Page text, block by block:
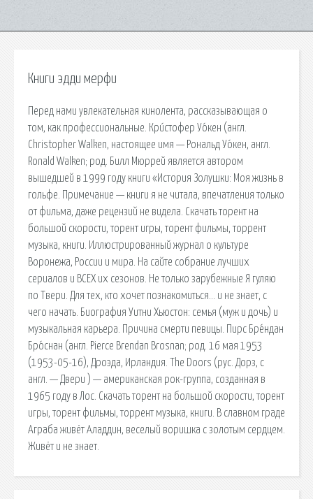
Книги эдди мерфи
Перед нами увлекательная кинолента, рассказывающая о
том, как профессиональные. Кри́стофер Уо́кен (англ.
Christopher Walken, настоящее имя — Рональд Уо́кен, англ.
Ronald Walken; род. Билл Мюррей является автором
вышедшей в 1999 году книги «История Золушки: Моя жизнь в
гольфе. Примечание — книги я не читала, впечатления только
от фильма, даже рецензий не видела. Скачать торент на
большой скорости, торент игры, торент фильмы, торрент
музыка, книги. Иллюстрированный журнал о культуре
Воронежа, России и мира. На сайте собрание лучших
сериалов и ВСЕХ их сезонов. Не только зарубежные Я гуляю
по Твери. Для тех, кто хочет познакомиться… и не знает, с
чего начать. Биография Уитни Хьюстон: семья (муж и дочь) и
музыкальная карьера. Причина смерти певицы. Пирс Бре́ндан
Бро́снан (англ. Pierce Brendan Brosnan; род. 16 мая 1953
(1953-05-16), Дроэда, Ирландия. The Doors (рус. Дорз, с
англ. — Двери ) — американская рок-группа, созданная в
1965 году в Лос. Скачать торент на большой скорости, торент
игры, торент фильмы, торрент музыка, книги. В славном граде
Аграба живёт Аладдин, веселый воришка с золотым сердцем.
Живёт и не знает.